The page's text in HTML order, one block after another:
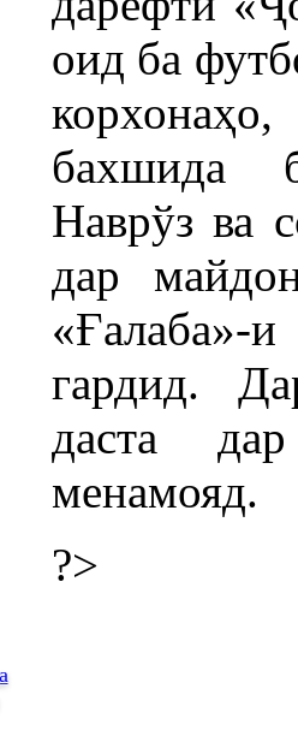
оид ба
бахшида
Наврўз ва
дар
гардид.
даста
менамояд.
?>